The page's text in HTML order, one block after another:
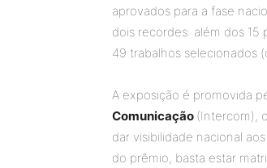
aprovados para a fase
dois recordes: além dos 15
49 trabalhos selecionados
A exposição é promovida
Comunicação (Intercom),
dar visibilidade nacional
do prêmio, basta estar